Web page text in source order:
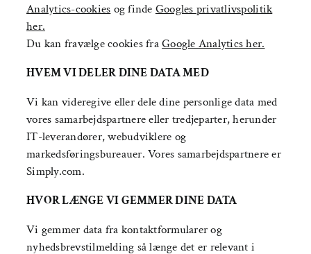
Analytics-cookies og finde Googles privatlivspolitik
her.
Du kan fravælge cookies fraGoogle Analytics her.
HVEM VI DELER DINE DATA MED
Vi kan videregive eller dele dine personlige data med
vores samarbejdspartnere eller tredjeparter, herunder
IT-leverandører, webudviklere og
markedsføringsbureauer. Vores samarbejdspartnere er
Simply.com.
HVOR LÆNGE VI GEMMER DINE DATA
Vi gemmer data fra kontaktformularer og
nyhedsbrevstilmelding så længe det er relevant i